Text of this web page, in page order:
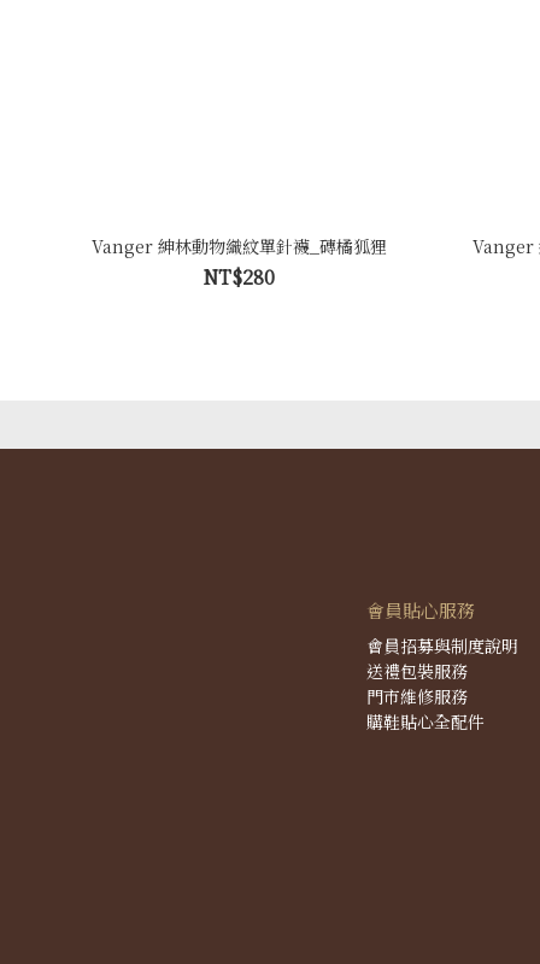
Vanger 紳林動物織紋單針襪_磚橘狐狸
NT$280
Vanger
會員貼心服務
會員招募與制度說明
送禮包裝服務
門市維修服務
購鞋貼心全配件